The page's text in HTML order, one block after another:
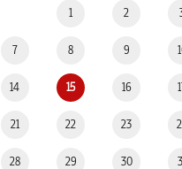
1 2
7 8 9
14 15 16
21 22 23
28 29 30